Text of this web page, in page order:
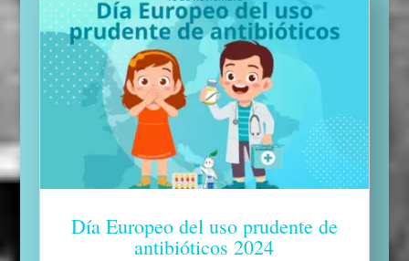
Día Europeo del uso prudente de
antibióticos 2024